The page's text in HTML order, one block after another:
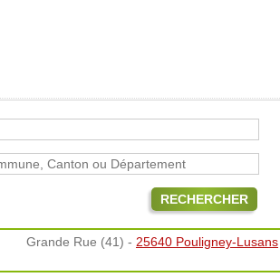
RECHERCHER
Grande Rue (41) - 25640 Pouligney-Lusans